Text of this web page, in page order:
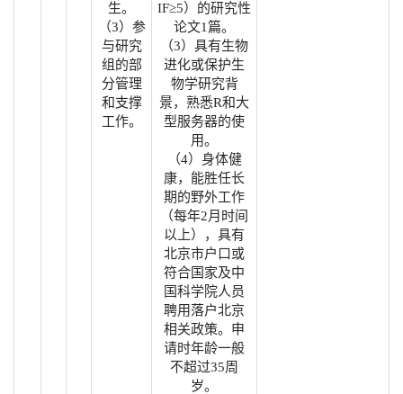
生。
（3）参
与研究
组的部
分管理
和支撑
工作。
IF≥5）的研究性
论文1篇。
（3）具有生物
进化或保护生
物学研究背
景，熟悉R和大
型服务器的使
用。
（4）身体健
康，能胜任长
期的野外工作
（每年2月时间
以上），具有
北京市户口或
符合国家及中
国科学院人员
聘用落户北京
相关政策。申
请时年龄一般
不超过35周
岁。